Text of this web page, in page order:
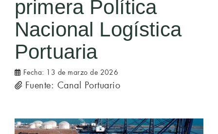
primera Política
Nacional Logística
Portuaria
Fecha: 13 de marzo de 2026
Fuente: Canal Portuario